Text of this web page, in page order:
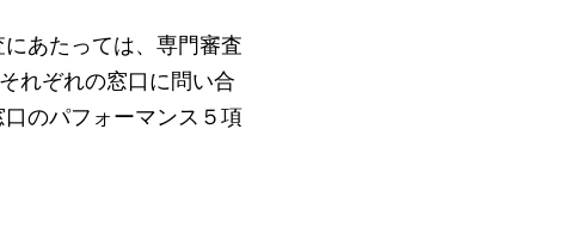
あたっては、専門審査
れぞれの窓口に問い合
のパフォーマンス５項